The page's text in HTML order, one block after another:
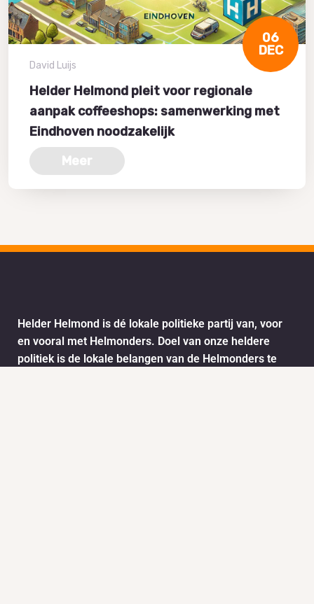
06
DEC
David Luijs
Helder Helmond pleit voor regionale
aanpak coffeeshops: samenwerking met
Eindhoven noodzakelijk
Meer
Helder Helmond is dé lokale politieke partij van, voor
en vooral met Helmonders. Doel van onze heldere
politiek is de lokale belangen van de Helmonders te